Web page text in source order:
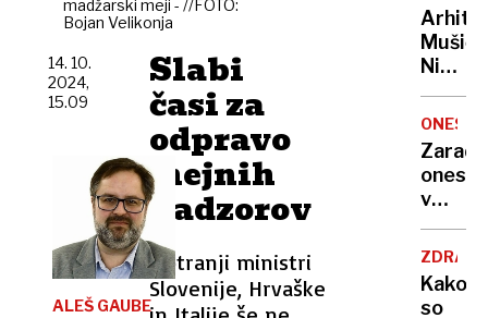
madžarski meji - //FOTO:
Bojan Velikonja
Slabi
časi za
odpravo
mejnih
nadzorov
Notranji ministri
Slovenije, Hrvaške
14. 10.
2024,
15.09
ALEŠ GAUBE
rekord
CENTER
Mušič:
Nikoli
nisem
da je
to v
moji
sploh
Zaradi
v
delu
voda
Kako
so